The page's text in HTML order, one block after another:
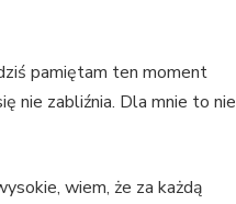
pamiętam ten moment
nie zabliźnia. Dla mnie to nie
wiem, że za każdą